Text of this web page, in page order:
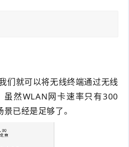
们就可以将无线终端通过无线
虽然WLAN网卡速率只有300
已经是足够了。